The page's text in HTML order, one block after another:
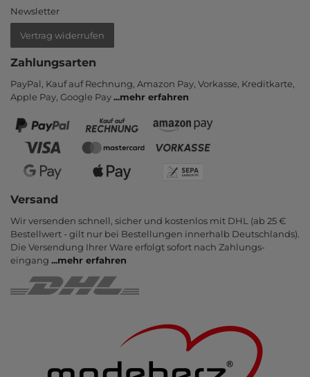
Newsletter
Vertrag widerrufen
Zahlungsarten
PayPal, Kauf auf Rechnung, Amazon Pay, Vor­kasse, Kredit­karte,
Apple Pay, Google Pay...mehr erfahren
Versand
Wir versenden schnell, sicher und kostenlos mit DHL (ab 25 €
Bestell­wert - gilt nur bei Bestel­lungen inner­halb Deutsch­lands).
Die Ver­sendung Ihrer Ware er­folgt sofort nach Zahlungs­
eingang ...mehr erfahren